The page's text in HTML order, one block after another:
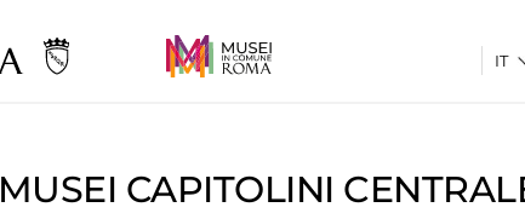
MUSEI CAPITOLINI